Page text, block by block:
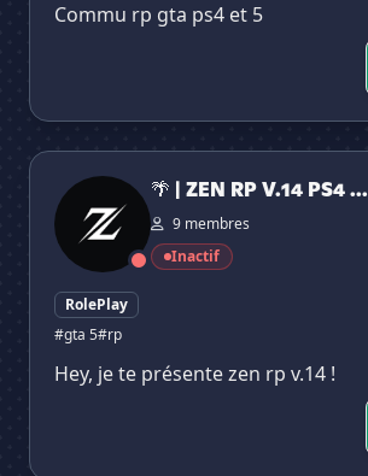
Commu rp gta ps4 et 5
🌴 | ZEN RP V.14 PS4 / PS5
🌴 | ZEN RP V.14 PS4 ...
9 membres
Inactif
RolePlay
#gta 5#rp
Hey, je te présente zen rp v.14 !